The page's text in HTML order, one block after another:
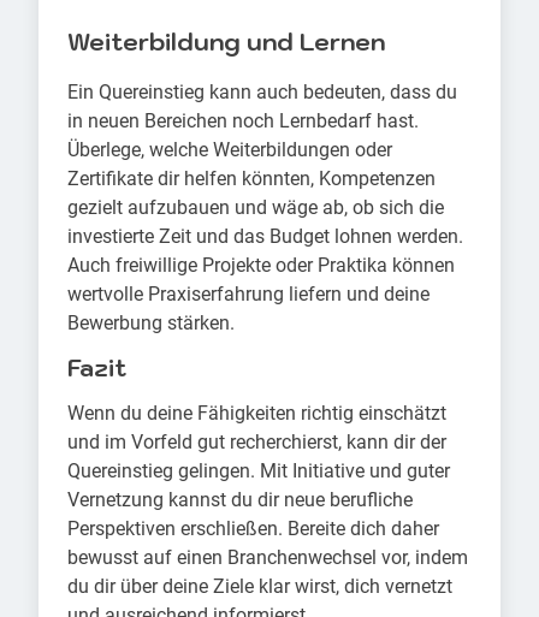
Weiterbildung und Lernen
Ein Quereinstieg kann auch bedeuten, dass du
in neuen Bereichen noch Lernbedarf hast.
Überlege, welche Weiterbildungen oder
Zertifikate dir helfen könnten, Kompetenzen
gezielt aufzubauen und wäge ab, ob sich die
investierte Zeit und das Budget lohnen werden.
Auch freiwillige Projekte oder Praktika können
wertvolle Praxiserfahrung liefern und deine
Bewerbung stärken.
Fazit
Wenn du deine Fähigkeiten richtig einschätzt
und im Vorfeld gut recherchierst, kann dir der
Quereinstieg gelingen. Mit Initiative und guter
Vernetzung kannst du dir neue berufliche
Perspektiven erschließen. Bereite dich daher
bewusst auf einen Branchenwechsel vor, indem
du dir über deine Ziele klar wirst, dich vernetzt